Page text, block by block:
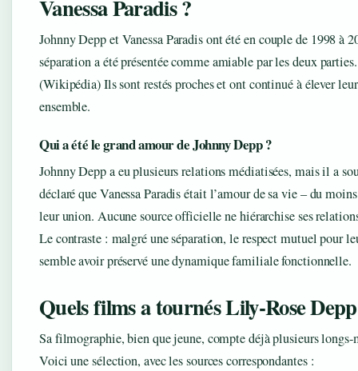
Vanessa Paradis ?
Johnny Depp et Vanessa Paradis ont été en couple de 1998 à
séparation a été présentée comme amiable par les deux parties.
(Wikipédia)Ils sont restés proches et ont continué à élever
ensemble.
Qui a été le grand amour de Johnny Depp ?
Johnny Depp a eu plusieurs relations médiatisées, mais il a
déclaré que Vanessa Paradis était l’amour de sa vie – du
leur union. Aucune source officielle ne hiérarchise ses
Le contraste : malgré une séparation, le respect mutuel pour
semble avoir préservé une dynamique familiale fonctionnelle.
Quels films a tournés Lily‑Rose
Sa filmographie, bien que jeune, compte déjà plusieurs
Voici une sélection, avec les sources correspondantes :